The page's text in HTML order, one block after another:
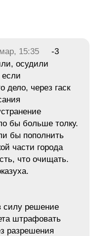
15:35
-3
осудили
дело, через гаск
бы больше толку.
бы пополнить
части города
что очищать.
силу решение
штрафовать
разрешения